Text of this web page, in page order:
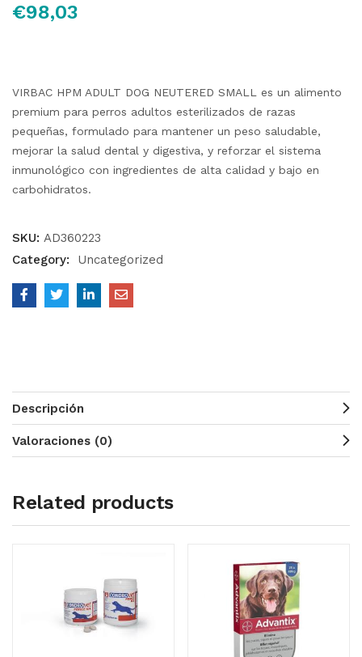
€98,03
VIRBAC HPM ADULT DOG NEUTERED SMALL es un alimento
premium para perros adultos esterilizados de razas
pequeñas, formulado para mantener un peso saludable,
mejorar la salud dental y digestiva, y reforzar el sistema
inmunológico con ingredientes de alta calidad y bajo en
carbohidratos.
SKU: AD360223
Category:
Uncategorized
Descripción
Valoraciones (0)
Related products